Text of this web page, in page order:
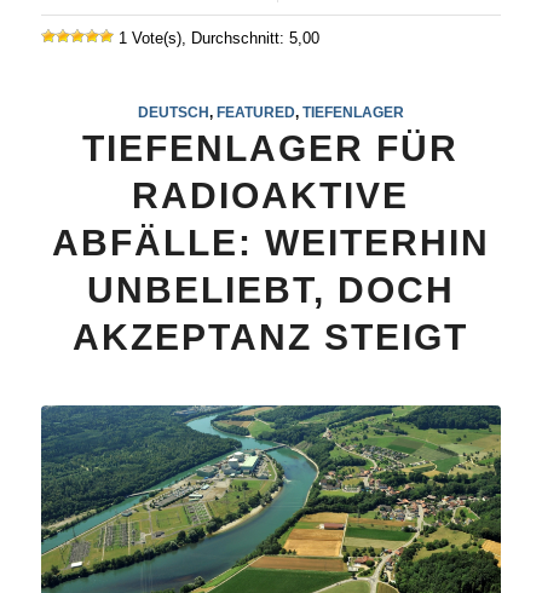
1 Vote(s), Durchschnitt: 5,00
DEUTSCH, FEATURED, TIEFENLAGER
TIEFENLAGER FÜR
RADIOAKTIVE
ABFÄLLE: WEITERHIN
UNBELIEBT, DOCH
AKZEPTANZ STEIGT